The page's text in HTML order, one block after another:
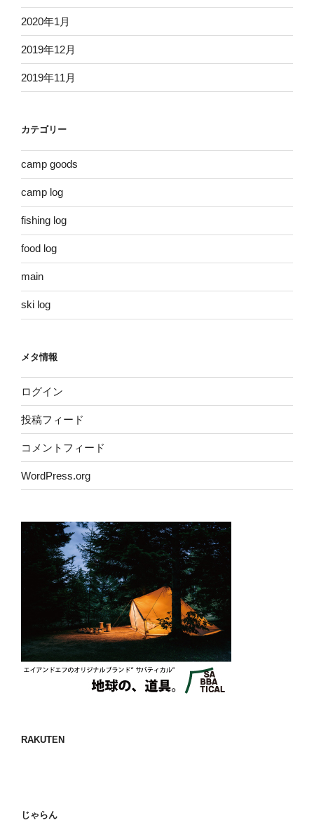
2020年1月
2019年12月
2019年11月
カテゴリー
camp goods
camp log
fishing log
food log
main
ski log
メタ情報
ログイン
投稿フィード
コメントフィード
WordPress.org
RAKUTEN